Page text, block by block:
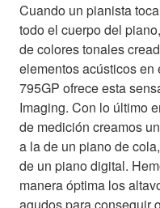
Cuando un pianista
todo el cuerpo del
de colores tonales
elementos acústicos
795GP ofrece esta
Imaging. Con lo último
de medición creamos
a la de un piano de
de un piano digital.
manera óptima los